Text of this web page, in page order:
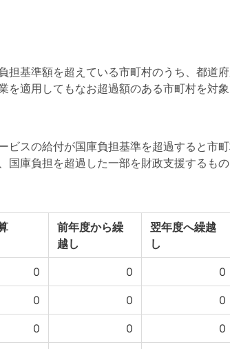
基準額を超えている市町村のうち、都道
適用してもなお超過額のある市町村を対
スの給付が国庫負担基準を超過すると市
庫負担を超過した一部を財政支援するもの
前年度から繰
越し
翌年度へ繰越
し
0 0 0
0 0 0
0 0 0